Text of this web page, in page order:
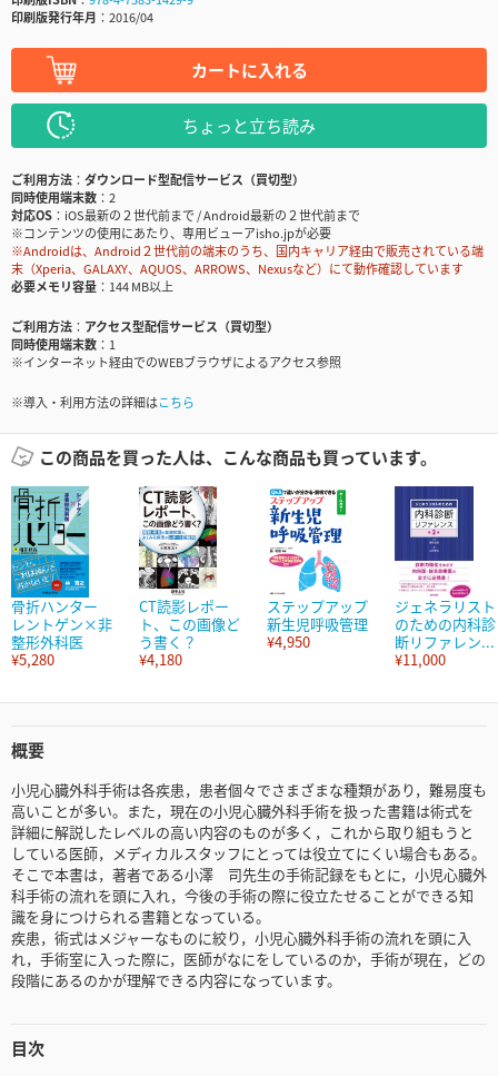
印刷版発行年月
2016/04
カートに入れる
ちょっと立ち読み
ご利用方法
ダウンロード型配信サービス（買切型）
同時使用端末数
2
対応OS
iOS最新の２世代前まで / Android最新の２世代前まで
※コンテンツの使用にあたり、専用ビューアisho.jpが必要
※Androidは、Android２世代前の端末のうち、国内キャリア経由で販売されている端
末（Xperia、GALAXY、AQUOS、ARROWS、Nexusなど）にて動作確認しています
必要メモリ容量
144 MB以上
ご利用方法
アクセス型配信サービス（買切型）
同時使用端末数
1
※インターネット経由でのWEBブラウザによるアクセス参照
※導入・利用方法の詳細はこちら
この商品を買った人は、こんな商品も買っています。
骨折ハンター
レントゲン×非
整形外科医
¥5,280
CT読影レポー
ト、この画像ど
う書く？
¥4,180
ステップアップ
新生児呼吸管理
¥4,950
ジェネラリスト
のための内科診
断リファレン...
¥11,000
概要
小児心臓外科手術は各疾患，患者個々でさまざまな種類があり，難易度も
高いことが多い。また，現在の小児心臓外科手術を扱った書籍は術式を
詳細に解説したレベルの高い内容のものが多く，これから取り組もうと
している医師，メディカルスタッフにとっては役立てにくい場合もある。
そこで本書は，著者である小澤 司先生の手術記録をもとに，小児心臓外
科手術の流れを頭に入れ，今後の手術の際に役立たせることができる知
識を身につけられる書籍となっている。
疾患，術式はメジャーなものに絞り，小児心臓外科手術の流れを頭に入
れ，手術室に入った際に，医師がなにをしているのか，手術が現在，どの
段階にあるのかが理解できる内容になっています。
目次